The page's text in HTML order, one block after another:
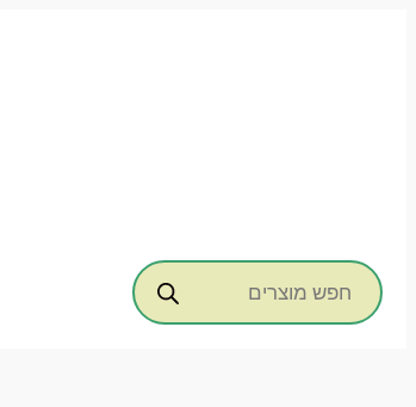
Products
search